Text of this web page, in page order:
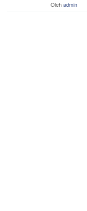
Olehadmin